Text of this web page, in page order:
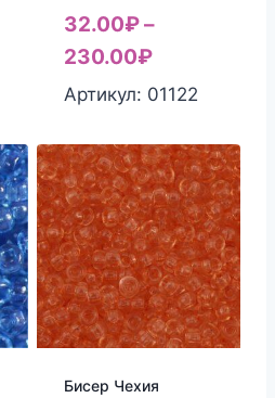
32.00₽–
230.00₽
Артикул: 01122
Бисер Чехия